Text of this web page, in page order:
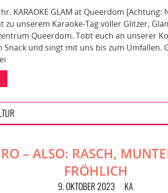
KARAOKE GLAM at Queerdom [Achtung:
zu unserem Karaoke-Tag voller Glitzer,
Queerdom. Tobt euch an unserer
Snack und singt mit uns bis zum Umfallen.
– ALSO: RASCH,
FRÖHLICH
9. OKTOBER 2023 KA